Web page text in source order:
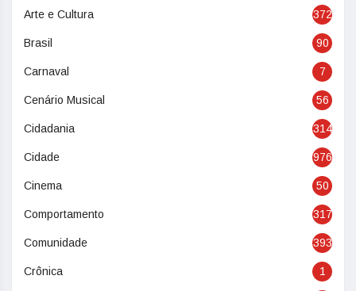
Arte e Cultura 372
Brasil 90
Carnaval 7
Cenário Musical 56
Cidadania 314
Cidade 976
Cinema 50
Comportamento 317
Comunidade 393
Crônica 1